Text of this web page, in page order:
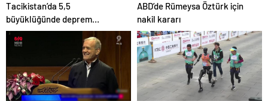
Tacikistan’da 5,5
büyüklüğünde deprem
meydana geldi
ABD’de Rümeysa Öztürk için
nakil kararı